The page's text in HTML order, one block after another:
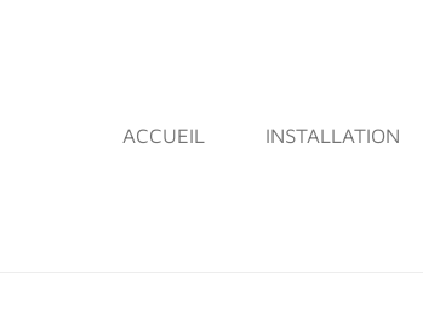
ACCUEIL INSTALLATION